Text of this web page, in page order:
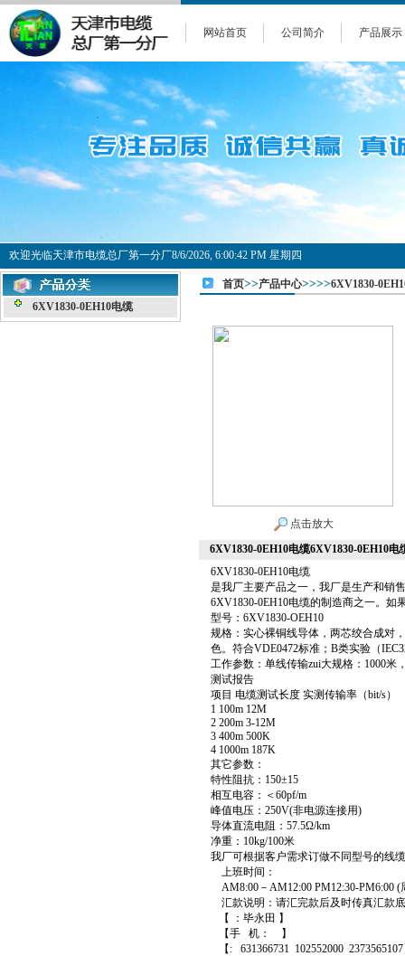
网站首页 公司简介 产品展示
欢迎光临天津市电缆总厂第一分厂8/6/2026, 6:00:42 PM 星期四
6XV1830-0EH10电缆
首页>>产品中心>>>>6XV1830-
点击放大
6XV1830-0EH10电缆6XV1830-0EH10电
6XV1830-0EH10电缆
是我厂主要产品之一，我厂是生产和销售
6XV1830-0EH10电缆的制造商之一。如
型号：6XV1830-OEH10
规格：实心裸铜线导体，两芯绞合成对
色。符合VDE0472标准；B类实验（
工作参数：单线传输zui大规格：1000米
测试报告
项目 电缆测试长度 实测传输率（bit/s）
1 100m 12M
2 200m 3-12M
3 400m 500K
4 1000m 187K
其它参数：
特性阻抗：150±15
相互电容：＜60pf/m
峰值电压：250V(非电源连接用)
导体直流电阻：57.5Ω/km
净重：10kg/100米
我厂可根据客户需求订做不同型号的线
上班时间：
AM8:00－AM12:00 PM12:30-PM6:00 (
汇款说明：请汇完款后及时传真汇款
【 ：毕永田 】
【手 机： 】
【: 631366731 102552000